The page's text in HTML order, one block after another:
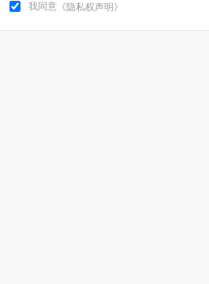
我同意 《隐私权声明》